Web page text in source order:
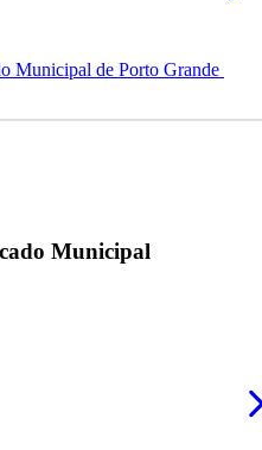
Municipal de Porto Grande
Municipal